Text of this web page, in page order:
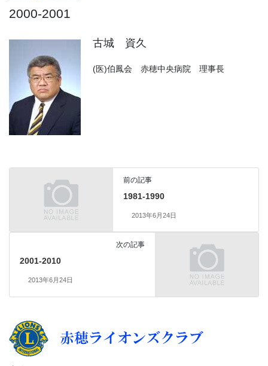
2000-2001
古城 資久
(医)伯鳳会 赤穂中央病院 理事長
前の記事
1981-1990
2013年6月24日
次の記事
2001-2010
2013年6月24日